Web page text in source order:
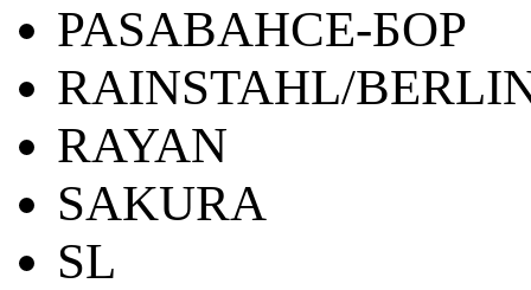
PASABAHCE-БОР
RAINSTAHL/
RAYAN
SAKURA
SL